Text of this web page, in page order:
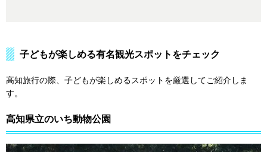
子どもが楽しめる有名観光スポットをチェック
高知旅行の際、子どもが楽しめるスポットを厳選してご紹介しま
す。
高知県立のいち動物公園